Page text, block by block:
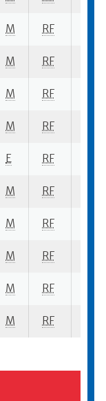
M RF
M RF
M RF
M RF
E RF
M RF
M RF
M RF
M RF
M RF